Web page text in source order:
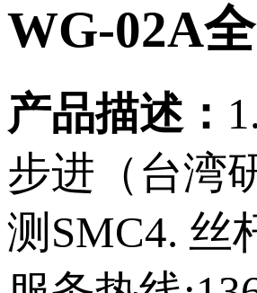
WG-02A
产品描述：
步进（台湾
测SMC4. 丝